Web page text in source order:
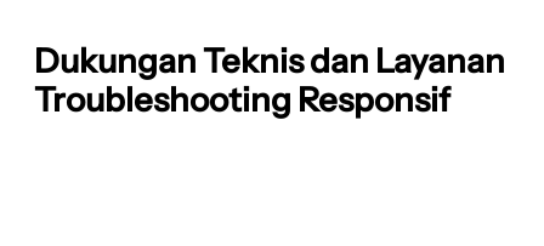
Dukungan Teknis dan Layanan
Troubleshooting Responsif